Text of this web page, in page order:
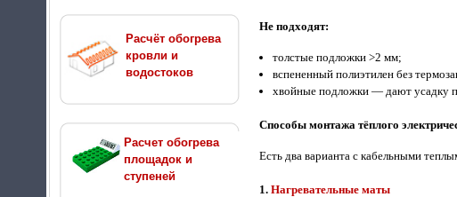
Расчёт обогрева
кровли и
водостоков
Расчет обогрева
площадок и
ступеней
Не подходят:
толстые подложки >2 мм;
вспененный полиэтилен без
хвойные подложки — дают усадку
Способы монтажа тёплого
Есть два варианта с кабельными
1. Нагревательные маты